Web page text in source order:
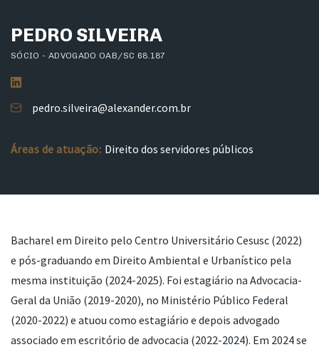
PEDRO SILVEIRA
SÓCIO - ADVOGADO OAB/SC 68.187
pedro.silveira@alexander.com.br
Áreas de atuação: Direito dos servidores públicos
Bacharel em Direito pelo Centro Universitário Cesusc (2022)
e pós-graduando em Direito Ambiental e Urbanístico pela
mesma instituição (2024-2025). Foi estagiário na Advocacia-
Geral da União (2019-2020), no Ministério Público Federal
(2020-2022) e atuou como estagiário e depois advogado
associado em escritório de advocacia (2022-2024). Em 2024 se